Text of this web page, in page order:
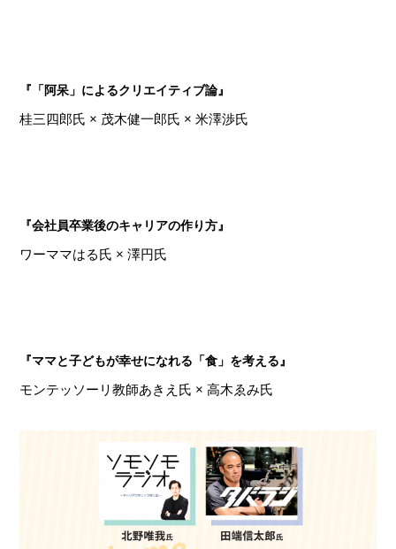
『「阿呆」によるクリエイティブ論』
桂三四郎氏 × 茂木健一郎氏 × 米澤渉氏
『会社員卒業後のキャリアの作り方』
ワーママはる氏 × 澤円氏
『ママと子どもが幸せになれる「食」を考える』
モンテッソーリ教師あきえ氏 × 高木ゑみ氏